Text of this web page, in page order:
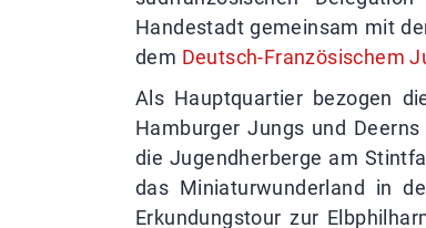
Handestadt gemeinsam mit
dem Deutsch-Französischem
Als Hauptquartier bezogen
Hamburger Jungs und
die Jugendherberge am
das Miniaturwunderland in
Erkundungstour zur